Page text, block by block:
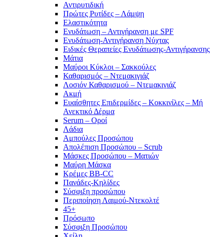
Αντιρυτιδική
Πρώτες Ρυτίδες – Λάμψη
Ελαστικότητα
Ενυδάτωση – Αντιγήρανση με SPF
Ενυδάτωση-Αντιγήρανση Νύχτας
Ειδικές Θεραπείες Ενυδάτωσης-Αντιγήρανσης
Μάτια
Μαύροι Κύκλοι – Σακκούλες
Καθαρισμός – Ντεμακιγιάζ
Λοσιόν Καθαρισμού – Ντεμακιγιάζ
Ακμή
Ευαίσθητες Επιδερμίδες – Κοκκινίλες – Μή
Ανεκτικό Δέρμα
Serum – Οροί
Λάδια
Αμπούλες Προσώπου
Απολέπιση Προσώπου – Scrub
Μάσκες Προσώπου – Ματιών
Μαύρη Μάσκα
Κρέμες BB-CC
Πανάδες-Κηλίδες
Σύσφιξη προσώπου
Περιποίηση Λαιμού-Ντεκολτέ
45+
Πρόσωπο
Σύσφιξη Προσώπου